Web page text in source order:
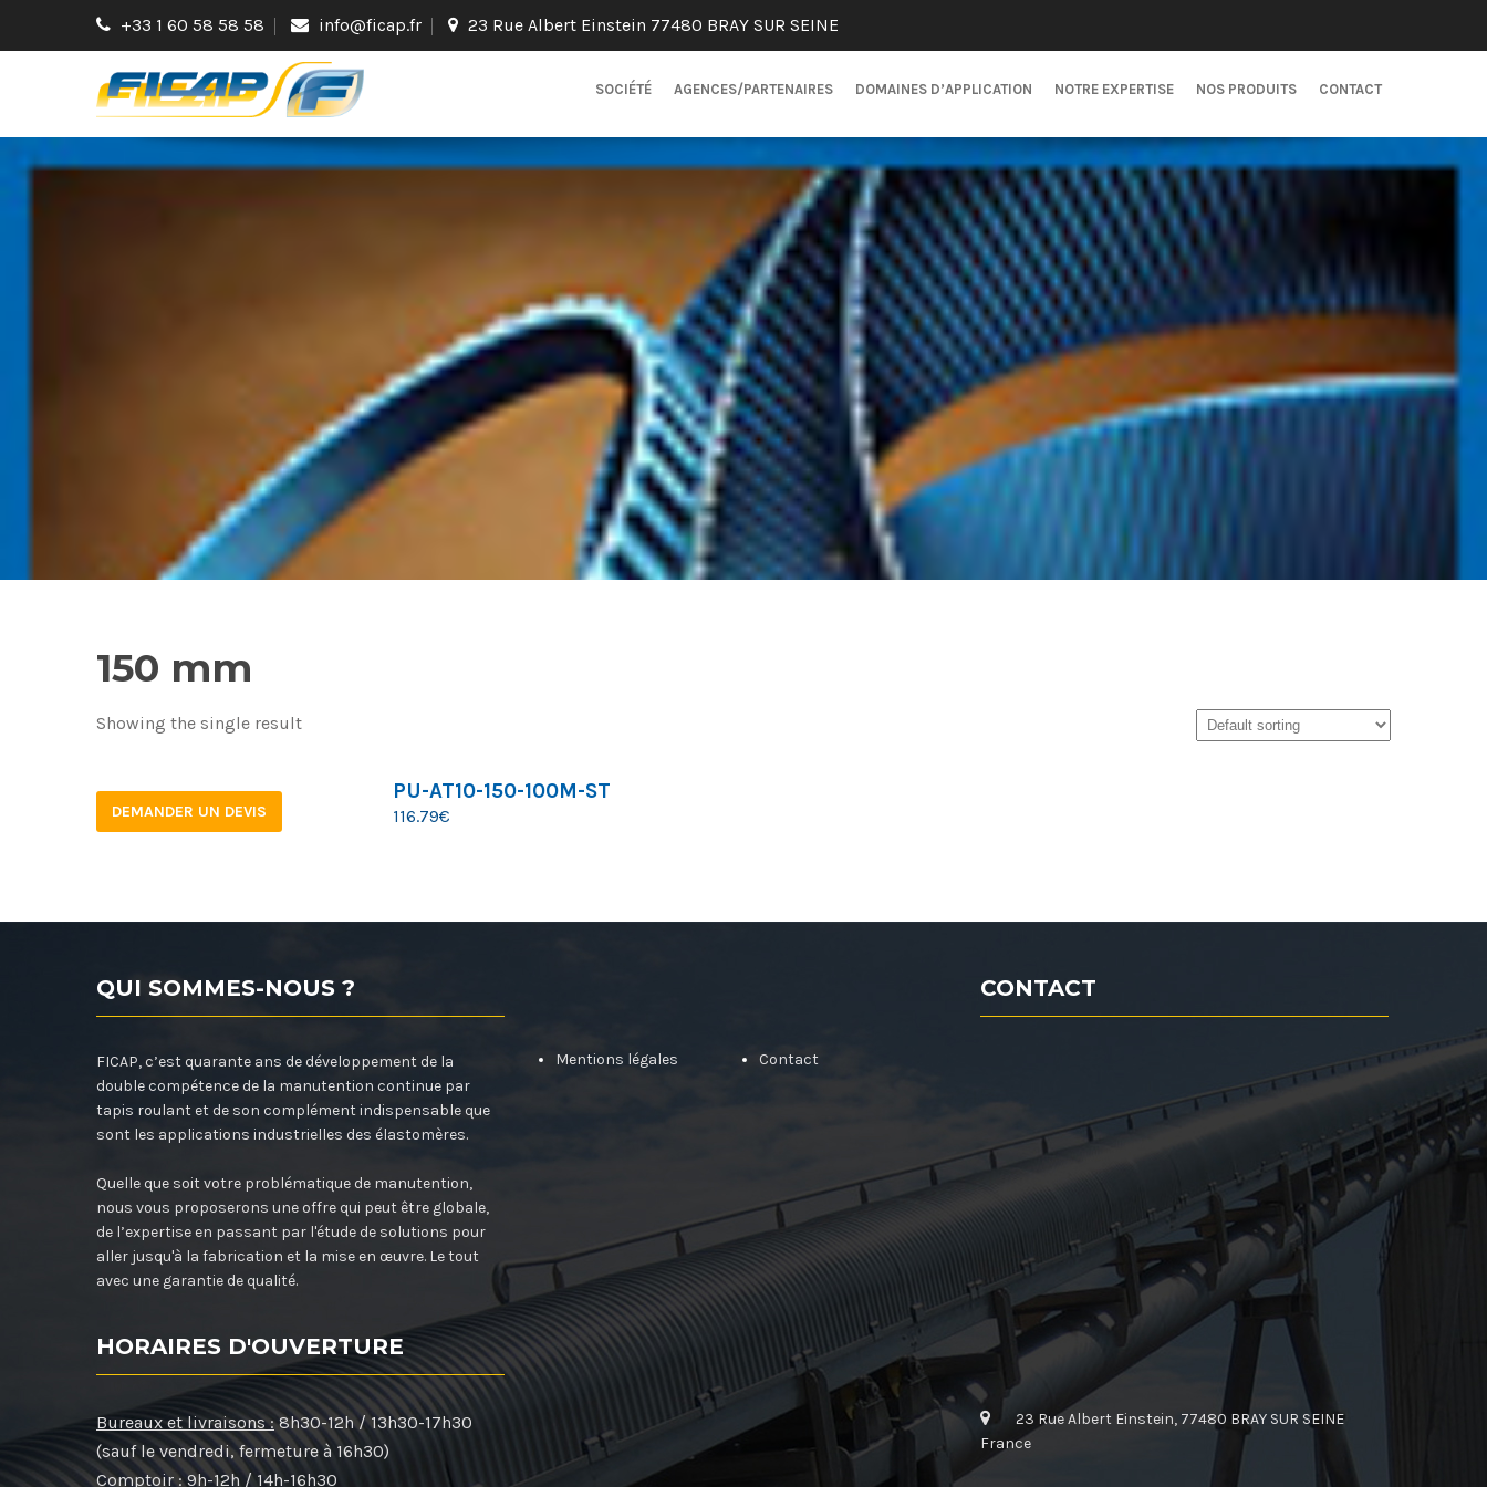
+33 1 60 58 58 58 info@ficap.fr 23 Rue Albert Einstein 77480 BRAY SUR SEINE
SOCIÉTÉ AGENCES/PARTENAIRES DOMAINES D’APPLICATION NOTRE EXPERTISE NOS PRODUITS CONTACT
150 mm
Showing the single result
DEMANDER UN DEVIS
PU-AT10-150-100M-ST
116.79€
QUI SOMMES-NOUS ?
FICAP, c’est quarante ans de développement de la
double compétence de la manutention continue par
tapis roulant et de son complément indispensable que
sont les applications industrielles des élastomères.
Quelle que soit votre problématique de manutention,
nous vous proposerons une offre qui peut être globale,
de l’expertise en passant par l'étude de solutions pour
aller jusqu'à la fabrication et la mise en œuvre. Le tout
avec une garantie de qualité.
HORAIRES D'OUVERTURE
Bureaux et livraisons :8h30-12h / 13h30-17h30
(sauf le vendredi, fermeture à 16h30)
Comptoir :9h-12h / 14h-16h30
Mentions légales Contact
CONTACT
23 Rue Albert Einstein, 77480 BRAY SUR SEINE
France